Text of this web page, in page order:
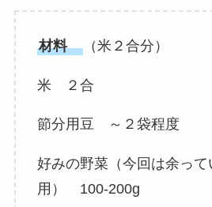
材料（米２合分）
米 ２合
節分用豆 ～２袋程度
好みの野菜（今回は余っ
用） 100-200g